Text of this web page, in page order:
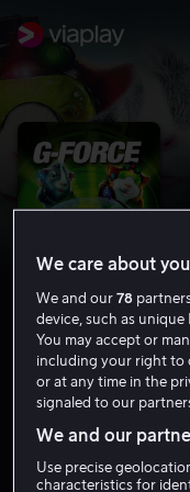
G-Force
5.1 Familiefilm
We care about
We and our78
device, such as
You may accept or
including your right to
or at any time in the
signaled to our
We and our
Use precise
characteristics for